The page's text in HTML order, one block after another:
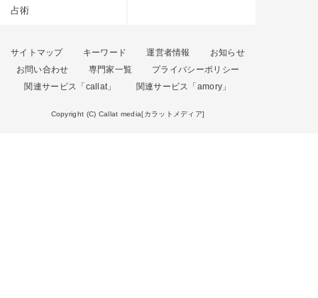
占術
サイトマップ キーワード 運営者情報
お知らせ
お問い合わせ
専門家一覧
プライバシーポリシー
関連サービス「callat」
関連サービス「amory」
Copyright (C) Callat media[カラットメディア]